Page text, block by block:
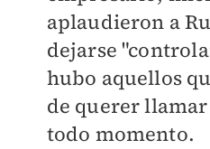
aplaudieron a
dejarse
hubo aquellos
de querer
todo momento.